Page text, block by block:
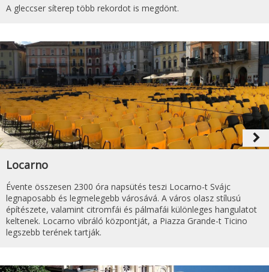
A gleccser síterep több rekordot is megdönt.
navigate_next
Locarno
Évente összesen 2300 óra napsütés teszi Locarno-t Svájc
legnaposabb és legmelegebb városává. A város olasz stílusú
építészete, valamint citromfái és pálmafái különleges hangulatot
keltenek. Locarno vibráló központját, a Piazza Grande-t Ticino
legszebb terének tartják.